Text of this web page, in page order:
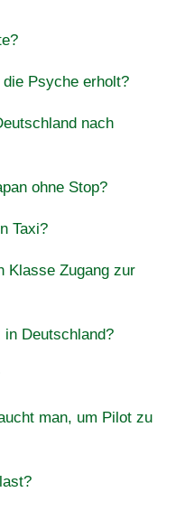
Psyche erholt?
nach
ohne Stop?
Taxi?
Klasse Zugang zur
Deutschland?
man, um Pilot zu